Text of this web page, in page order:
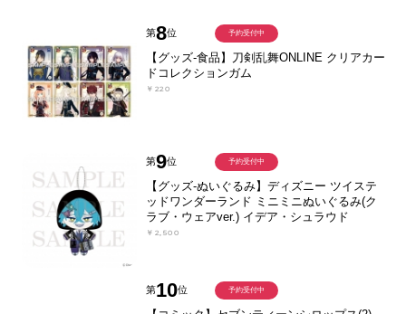
第8位
【グッズ-食品】刀剣乱舞ONLINE クリアカー
ドコレクションガム
￥220
予約受付中
第9位
【グッズ-ぬいぐるみ】ディズニー ツイステ
ッドワンダーランド ミニミニぬいぐるみ(ク
ラブ・ウェアver.) イデア・シュラウド
￥2,500
予約受付中
第10位 予約受付中